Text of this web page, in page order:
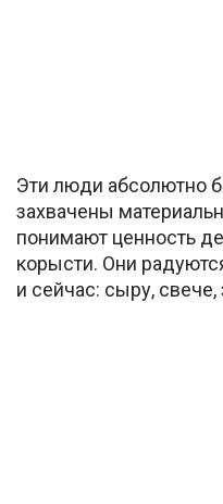
Эти люди абсолютно
захвачены
понимают ценность
корысти. Они
и сейчас: сыру, свече,